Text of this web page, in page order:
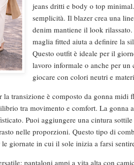
jeans dritti e body o top
semplicità. Il blazer crea una
denim mantiene il look
maglia fitted aiuta a definire la
Questo outfit è ideale per il
lavoro informale o anche per un
giocare con colori neutri e
la transizione è composto da gonna midi
tra movimento e comfort. La gonna
Puoi aggiungere una cintura
nelle proporzioni. Questo tipo di
giornate in cui il sole inizia a farsi
pantaloni ampi a vita alta con